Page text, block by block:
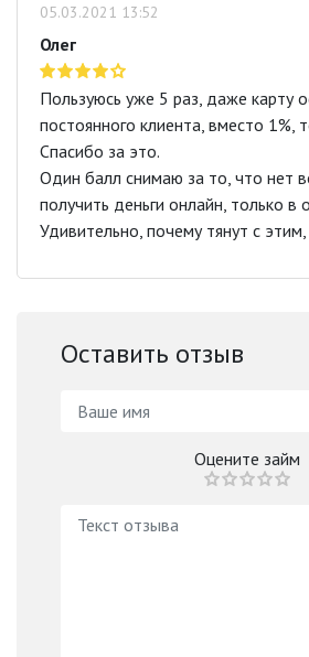
05.03.2021 13:52
Олег
Пользуюсь уже 5 раз, даже карту
постоянного клиента, вместо 1%,
Спасибо за это.
Один балл снимаю за то, что нет
получить деньги онлайн, только в
Удивительно, почему тянут с
Оставить отзыв
Оцените займ